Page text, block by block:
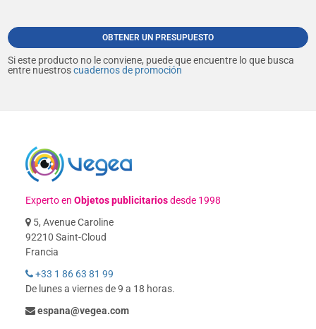
OBTENER UN PRESUPUESTO
Si este producto no le conviene, puede que encuentre lo que busca
entre nuestroscuadernos de promoción
Experto enObjetos publicitariosdesde 1998
5, Avenue Caroline
92210 Saint-Cloud
Francia
+33 1 86 63 81 99
De lunes a viernes de 9 a 18 horas.
espana@vegea.com